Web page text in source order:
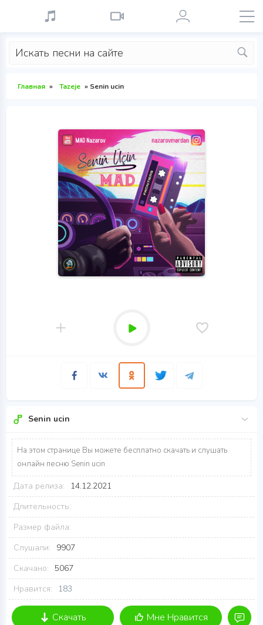
Главная » Tazeje » Senin ucin
Senin ucin
На этом странице Вы можете бесплатно скачать и слушать
онлайн песню Senin ucin
Дата релиза:
14.12.2021
Длительность:
Размер файла:
Слушали:
9907
Скачано: 5067
Нравится:
183
Скачать Мне Нравится